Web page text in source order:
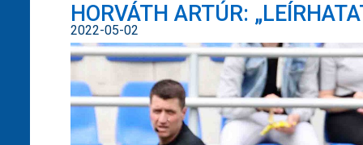
HORVÁTH ARTÚR:
2022-05-02